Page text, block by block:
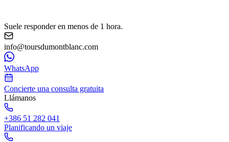
Suele responder en menos de 1 hora.
info@toursdumontblanc.com
WhatsApp
Concierte una consulta gratuita
Llámanos
+386 51 282 041
Planificando un viaje